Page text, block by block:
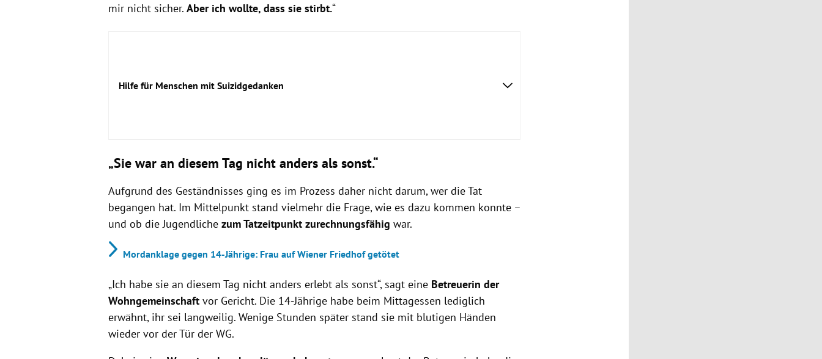
mir nicht sicher. Aber ich wollte, dass sie stirbt.“
Hilfe für Menschen mit Suizidgedanken
Rat auf Draht
Ö3-Kummernummer
116 123
Telefonseelsorge 142
„Sie war an diesem Tag nicht anders als sonst.“
Aufgrund des Geständnisses ging es im Prozess daher nicht darum, wer die Tat
begangen hat. Im Mittelpunkt stand vielmehr die Frage, wie es dazu kommen konnte –
und ob die Jugendlichezum Tatzeitpunkt zurechnungsfähig war.
Mordanklage gegen 14-Jährige: Frau auf Wiener Friedhof getötet
„Ich habe sie an diesem Tag nicht anders erlebt als sonst“, sagt eine Betreuerin der
Wohngemeinschaft vor Gericht. Die 14-Jährige habe beim Mittagessen lediglich
erwähnt, ihr sei langweilig. Wenige Stunden später stand sie mit blutigen Händen
wieder vor der Tür der WG.